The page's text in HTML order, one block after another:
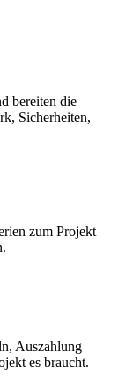
bereiten die
Sicherheiten,
zum Projekt
Auszahlung
es braucht.